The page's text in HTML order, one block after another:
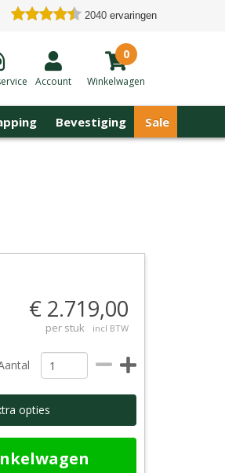
2040 ervaringen
Account
0
Winkelwagen
Bevestiging Sale
€ 2.719,00
per stuk incl BTW
opties